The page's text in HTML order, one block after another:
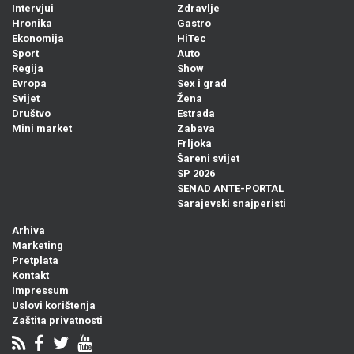
Intervjui
Hronika
Ekonomija
Sport
Regija
Evropa
Svijet
Društvo
Mini market
Zdravlje
Gastro
HiTec
Auto
Show
Sex i grad
Žena
Estrada
Zabava
Frljoka
Šareni svijet
SP 2026
SENAD ANTE-PORTAL
Sarajevski snajperisti
Arhiva
Marketing
Pretplata
Kontakt
Impressum
Uslovi korištenja
Zaštita privatnosti